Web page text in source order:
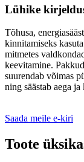
Lühike
Tõhusa,
kinnitamiseks
mitmetes
keevitamine.
suurendab võimas
ning säästab aega
Saada meile e-kiri
Toote